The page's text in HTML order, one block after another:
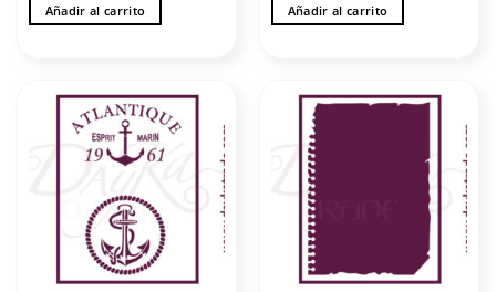
Añadir al carrito Añadir al carrito